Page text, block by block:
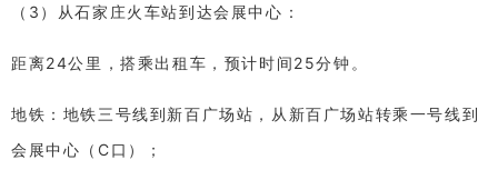
（3）从石家庄火车站到达会展中心：
距离24公里，搭乘出租车，预计时间25分钟。
地铁：地铁三号线到新百广场站，从新百广场站转乘一号线到
会展中心（C口）；